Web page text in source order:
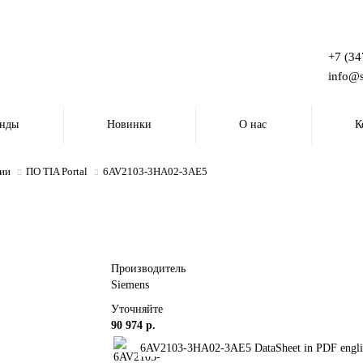
+7
Новинки О нас
ПО TIA Portal 6AV2103-3HA02-3AE5
Производитель
Siemens
Уточняйте
90 974 р.
6AV2103-3HA02-3AE5 DataSheet in PDF